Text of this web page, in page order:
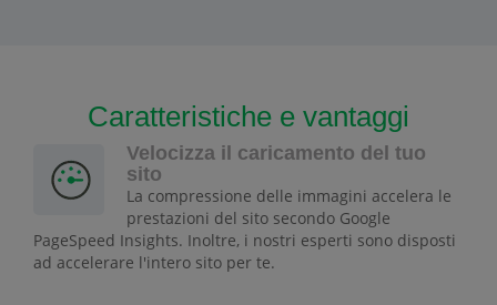
Caratteristiche e vantaggi
Velocizza il caricamento del tuo
sito
La compressione delle immagini accelera le
prestazioni del sito secondo Google
PageSpeed Insights. Inoltre, i nostri esperti sono disposti
ad accelerare l'intero sito per te.